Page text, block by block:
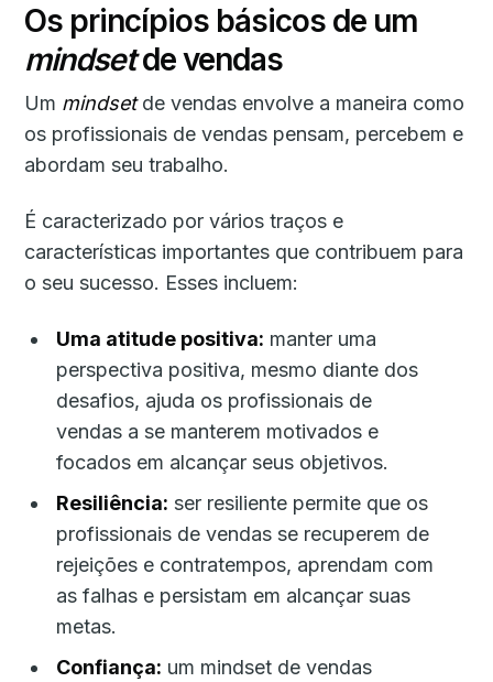
Os princípios básicos de um
mindsetde vendas
Um mindsetde vendas envolve a maneira como
os profissionais de vendas pensam, percebem e
abordam seu trabalho.
É caracterizado por vários traços e
características importantes que contribuem para
o seu sucesso. Esses incluem:
Uma atitude positiva: manter uma
perspectiva positiva, mesmo diante dos
desafios, ajuda os profissionais de
vendas a se manterem motivados e
focados em alcançar seus objetivos.
Resiliência: ser resiliente permite que os
profissionais de vendas se recuperem de
rejeições e contratempos, aprendam com
as falhas e persistam em alcançar suas
metas.
Confiança: um mindset de vendas